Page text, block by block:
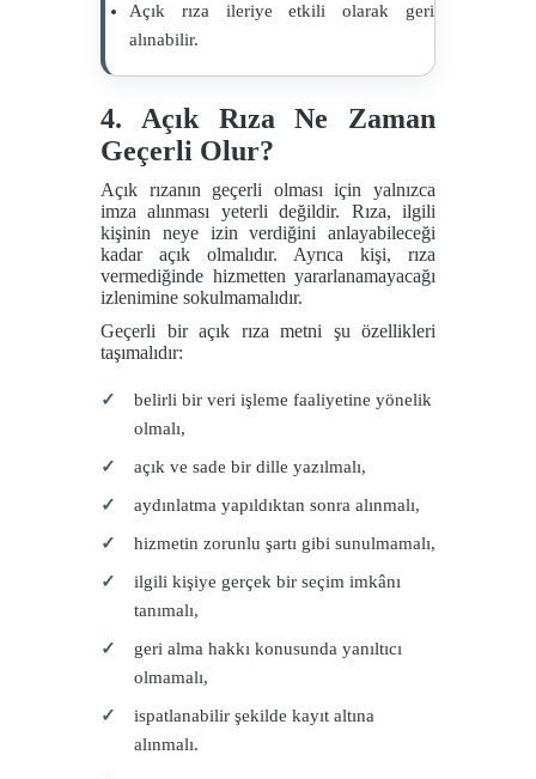
Açık rıza ileriye etkili olarak geri
alınabilir.
4. Açık Rıza Ne Zaman
Geçerli Olur?
Açık rızanın geçerli olması için yalnızca
imza alınması yeterli değildir. Rıza, ilgili
kişinin neye izin verdiğini anlayabileceği
kadar açık olmalıdır. Ayrıca kişi, rıza
vermediğinde hizmetten yararlanamayacağı
izlenimine sokulmamalıdır.
Geçerli bir açık rıza metni şu özellikleri
taşımalıdır:
belirli bir veri işleme faaliyetine yönelik
olmalı,
açık ve sade bir dille yazılmalı,
aydınlatma yapıldıktan sonra alınmalı,
hizmetin zorunlu şartı gibi sunulmamalı,
ilgili kişiye gerçek bir seçim imkânı
tanımalı,
geri alma hakkı konusunda yanıltıcı
olmamalı,
ispatlanabilir şekilde kayıt altına
alınmalı.